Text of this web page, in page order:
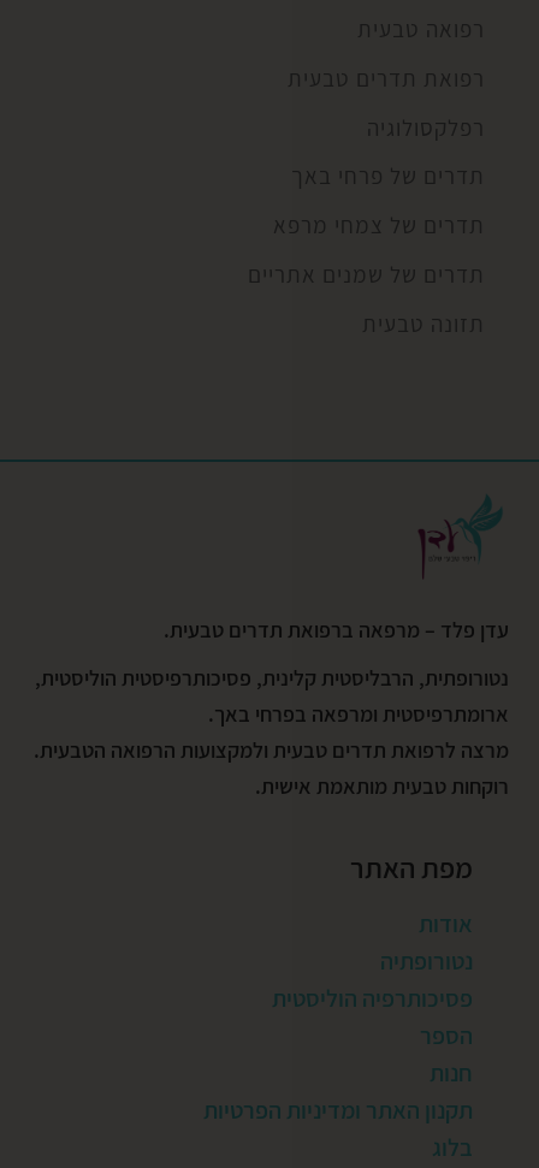
רפואה טבעית
רפואת תדרים טבעית
רפלקסולוגיה
תדרים של פרחי באך
תדרים של צמחי מרפא
תדרים של שמנים אתריים
תזונה טבעית
עדן פלד – מרפאה ברפואת תדרים טבעית.
נטורופתית, הרבליסטית קלינית, פסיכותרפיסטית הוליסטית,
ארומתרפיסטית ומרפאה בפרחי באך.
מרצה לרפואת תדרים טבעית ולמקצועות הרפואה הטבעית.
רוקחות טבעית מותאמת אישית.
מפת האתר
אודות
נטורופתיה
פסיכותרפיה הוליסטית
הספר
חנות
תקנון האתר ומדיניות הפרטיות
בלוג